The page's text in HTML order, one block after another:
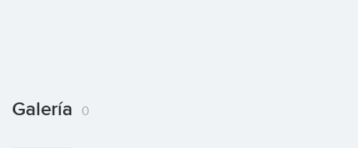
Galería 0